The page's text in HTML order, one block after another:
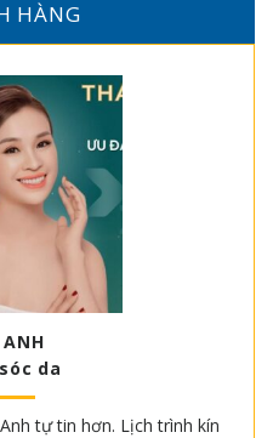
HÀNG
ANH
da
tự tin hơn. Lịch trình kín